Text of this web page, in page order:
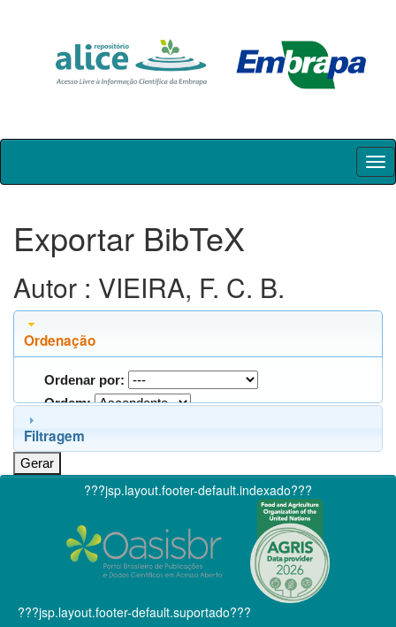
Skip
Exportar BibTeX
Autor : VIEIRA, F. C. B.
Ordenação
Ordenar por:
Ordem:
Filtragem
???jsp.layout.footer-default.indexado???
???jsp.layout.footer-default.suportado???